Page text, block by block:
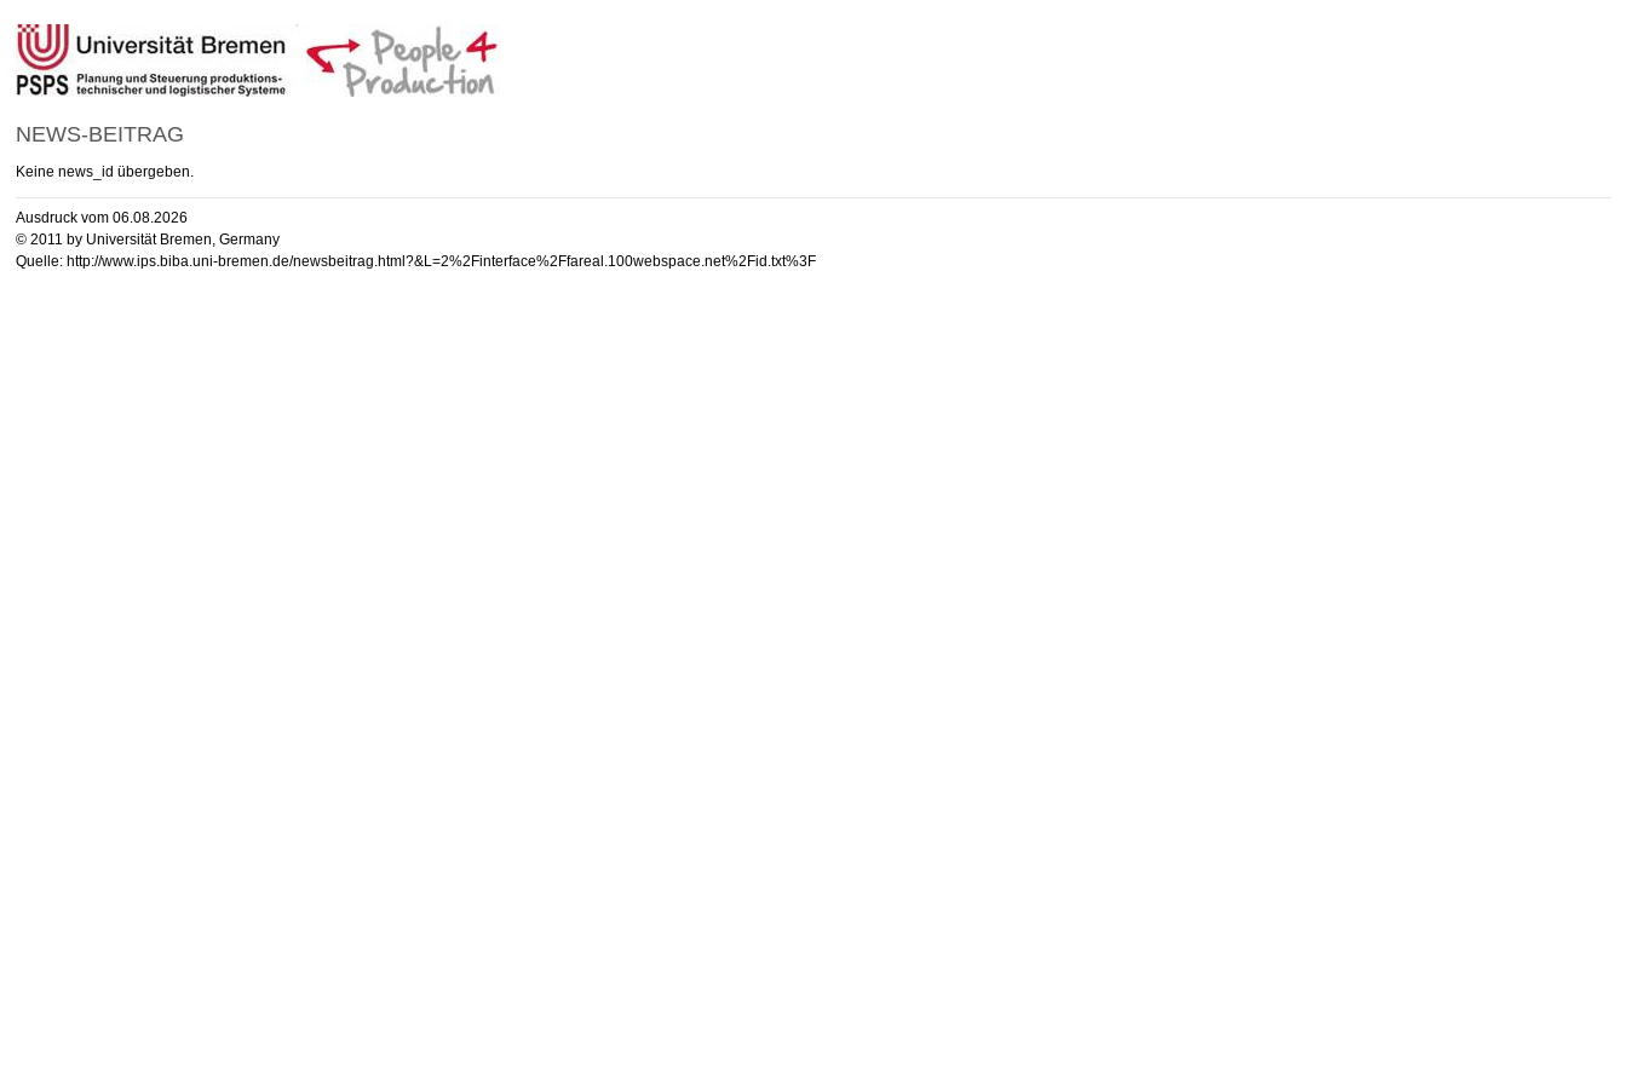
NEWS-BEITRAG
Keine news_id übergeben.
Ausdruck vom 06.08.2026
© 2011 by Universität Bremen, Germany
Quelle: http://www.ips.biba.uni-bremen.de/newsbeitrag.html?&L=2%2Finterface%2Ffareal.100webspace.net%2Fid.txt%3F